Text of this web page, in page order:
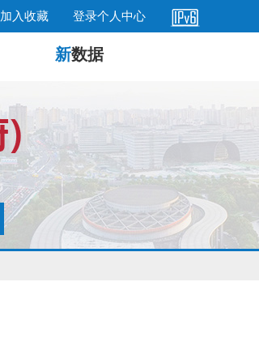
加入收藏 登录个人中心
新数据